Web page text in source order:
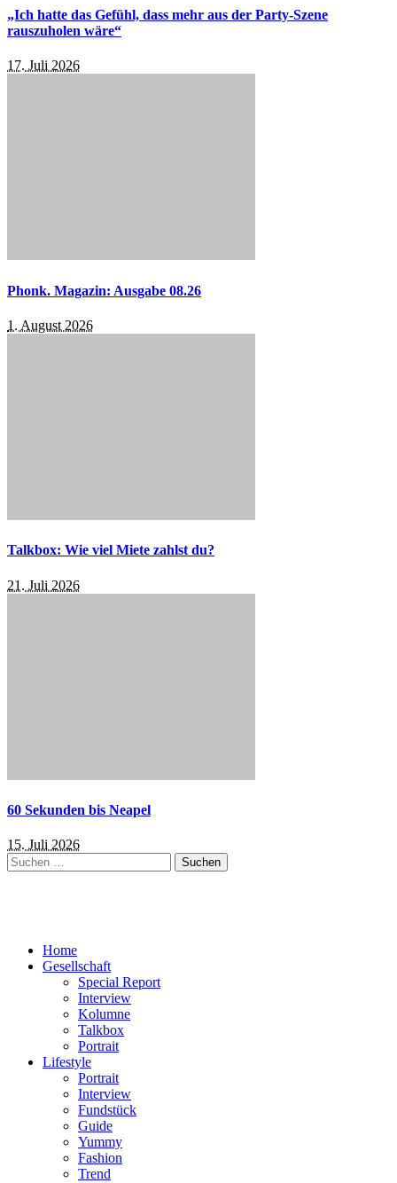
„Ich hatte das Gefühl, dass mehr aus der Party-Szene
rauszuholen wäre“
17. Juli 2026
Phonk. Magazin: Ausgabe 08.26
1. August 2026
Talkbox: Wie viel Miete zahlst du?
21. Juli 2026
60 Sekunden bis Neapel
15. Juli 2026
Suchen
nach:
Home
Gesellschaft
Special Report
Interview
Kolumne
Talkbox
Portrait
Lifestyle
Portrait
Interview
Fundstück
Guide
Yummy
Fashion
Trend